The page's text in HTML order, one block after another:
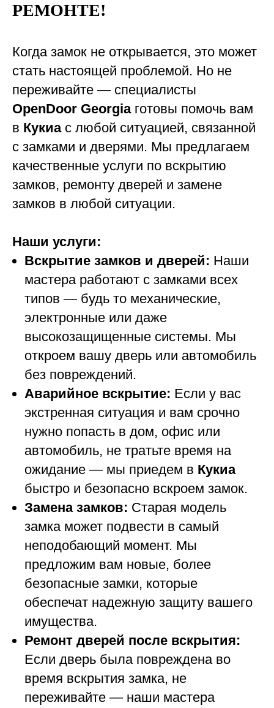
РЕМОНТЕ!
Когда замок не открывается, это может
стать настоящей проблемой. Но не
переживайте — специалисты
OpenDoor Georgiaготовы помочь вам
в Кукиас любой ситуацией, связанной
с замками и дверями. Мы предлагаем
качественные услуги по вскрытию
замков, ремонту дверей и замене
замков в любой ситуации.
Наши услуги:
Вскрытие замков и дверей: Наши
мастера работают с замками всех
типов — будь то механические,
электронные или даже
высокозащищенные системы. Мы
откроем вашу дверь или автомобиль
без повреждений.
Аварийное вскрытие: Если у вас
экстренная ситуация и вам срочно
нужно попасть в дом, офис или
автомобиль, не тратьте время на
ожидание — мы приедем в Кукиа
быстро и безопасно вскроем замок.
Замена замков: Старая модель
замка может подвести в самый
неподобающий момент. Мы
предложим вам новые, более
безопасные замки, которые
обеспечат надежную защиту вашего
имущества.
Ремонт дверей после вскрытия:
Если дверь была повреждена во
время вскрытия замка, не
переживайте — наши мастера